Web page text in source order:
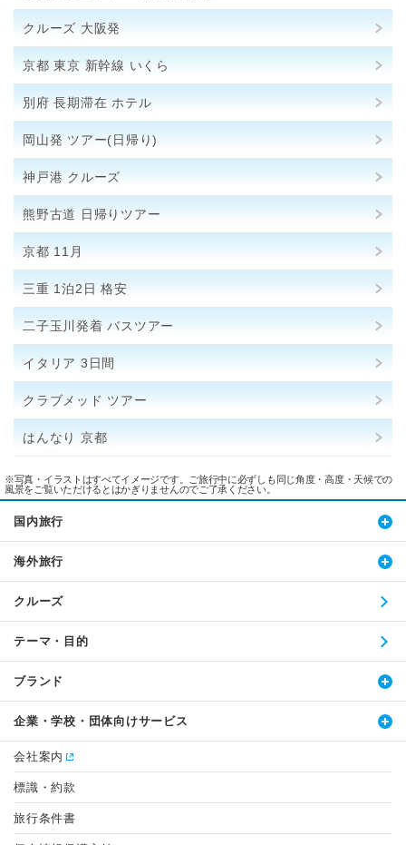
クルーズ 大阪発
京都 東京 新幹線 いくら
別府 長期滞在 ホテル
岡山発 ツアー(日帰り)
神戸港 クルーズ
熊野古道 日帰りツアー
京都 11月
三重 1泊2日 格安
二子玉川発着 バスツアー
イタリア 3日間
クラブメッド ツアー
はんなり 京都
※写真・イラストはすべてイメージです。ご旅行中に必ずしも同じ角度・高度・天候での
風景をご覧いただけるとはかぎりませんのでご了承ください。
国内旅行
海外旅行
クルーズ
テーマ・目的
ブランド
企業・学校・団体向けサービス
会社案内
標識・約款
旅行条件書